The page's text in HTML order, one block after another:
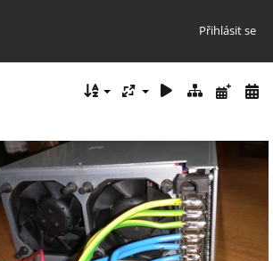
Přihlásit se